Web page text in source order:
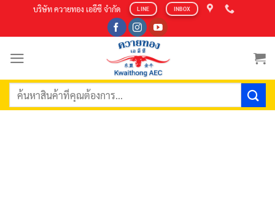
content
บริษัท ควายทอง เออีซี จำกัด LINE INBOX
ค้นหา: